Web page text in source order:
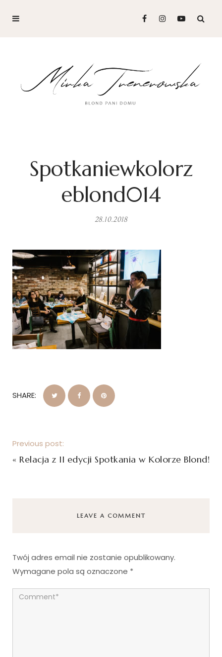
Spotkaniewkolorz
eblond014
28.10.2018
SHARE:
Previous post:
« Relacja z II edycji Spotkania w Kolorze Blond!
LEAVE A COMMENT
Twój adres email nie zostanie opublikowany.
Wymagane pola są oznaczone *